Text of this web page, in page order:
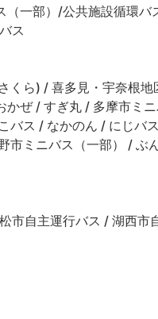
一部）/公共施設循環バ
ス
くら) / 喜多見・宇奈根
ぜ / すぎ丸 / 多摩市ミ
バス / なかのん / にじバ
市ミニバス（一部） / ぶ
市自主運行バス / 湖西市